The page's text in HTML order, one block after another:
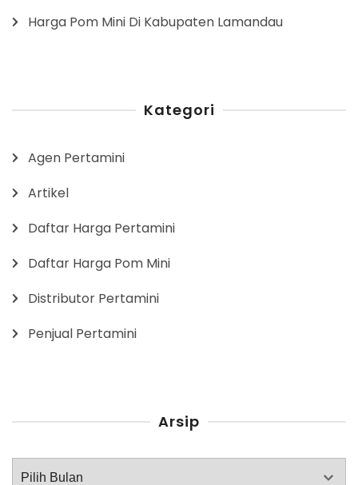
Harga Pom Mini Di Kabupaten Lamandau
Kategori
Agen Pertamini
Artikel
Daftar Harga Pertamini
Daftar Harga Pom Mini
Distributor Pertamini
Penjual Pertamini
Arsip
Arsip